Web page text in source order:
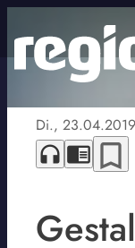
Di., 23.04.2019
headphones chrome_reader_mode bookmark_border